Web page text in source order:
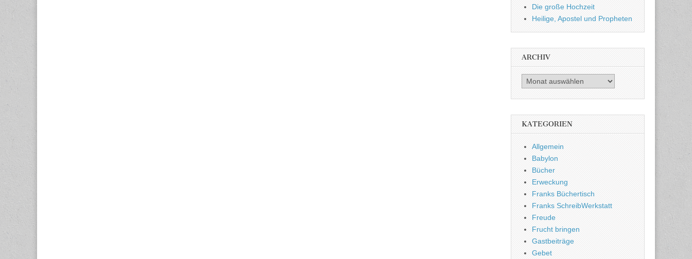
Die große Hochzeit
Heilige, Apostel und Propheten
ARCHIV
Archiv
KATEGORIEN
Allgemein
Babylon
Bücher
Erweckung
Franks Büchertisch
Franks SchreibWerkstatt
Freude
Frucht bringen
Gastbeiträge
Gebet